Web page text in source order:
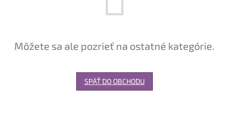
Môžete sa ale pozrieť na ostatné kategórie.
SPÄŤ DO OBCHODU